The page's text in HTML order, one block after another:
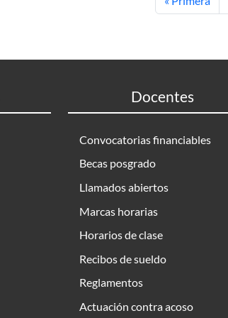
Docentes
Convocatorias financiables
Becas posgrado
Llamados abiertos
Marcas horarias
Horarios de clase
Recibos de sueldo
Reglamentos
Actuación contra acoso